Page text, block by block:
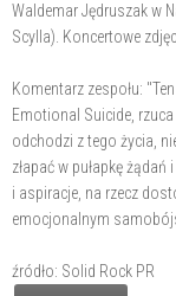
Waldemar Jędruszak w
Scylla). Koncertowe
Komentarz zespołu:
Emotional Suicide,
odchodzi z tego życia,
złapać w pułapkę
i aspiracje, na rzecz
emocjonalnym
źródło: Solid Rock PR